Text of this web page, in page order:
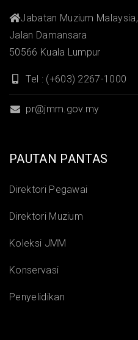
Jabatan Muzium Malaysia,
Jalan Damansara
50566 Kuala Lumpur
Tel : (+603) 2267-1000
pr@jmm.gov.my
PAUTAN PANTAS
Direktori Pegawai
Direktori Muzium
Koleksi JMM
Konservasi
Penyelidikan